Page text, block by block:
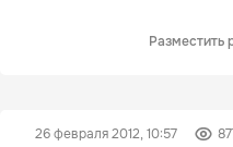
Разместить
26 февраля 2012, 10:57